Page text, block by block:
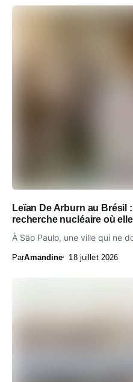
Leïan De Arburn au Brésil
recherche nucléaire où
À São Paulo, une ville qui ne
ParAmandine 18 juillet 2026